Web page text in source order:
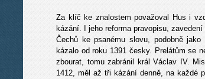
Za klíč ke znalostem považoval Hus i
kázání. I jeho reforma pravopisu,
Čechů ke psanému slovu, podobně
kázalo od roku 1391 česky. Prelátům se
zbourat, tomu zabránil král Václav IV.
1412, měl až tři kázání denně, na každé